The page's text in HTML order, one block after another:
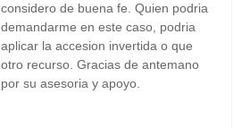
considero de buena fe. Quien podria
demandarme en este caso, podria
aplicar la accesion invertida o que
otro recurso. Gracias de antemano
por su asesoria y apoyo.